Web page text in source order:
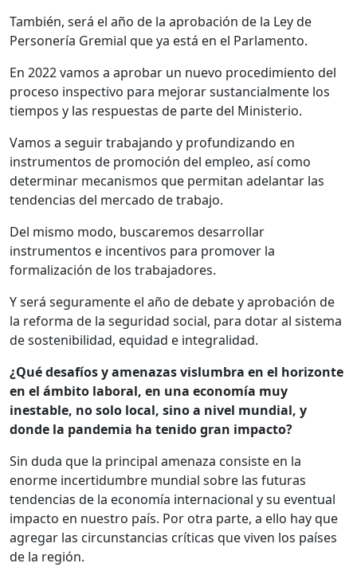
También, será el año de la aprobación de la Ley de
Personería Gremial que ya está en el Parlamento.
En 2022 vamos a aprobar un nuevo procedimiento del
proceso inspectivo para mejorar sustancialmente los
tiempos y las respuestas de parte del Ministerio.
Vamos a seguir trabajando y profundizando en
instrumentos de promoción del empleo, así como
determinar mecanismos que permitan adelantar las
tendencias del mercado de trabajo.
Del mismo modo, buscaremos desarrollar
instrumentos e incentivos para promover la
formalización de los trabajadores.
Y será seguramente el año de debate y aprobación de
la reforma de la seguridad social, para dotar al sistema
de sostenibilidad, equidad e integralidad.
¿Qué desafíos y amenazas vislumbra en el horizonte
en el ámbito laboral, en una economía muy
inestable, no solo local, sino a nivel mundial, y
donde la pandemia ha tenido gran impacto?
Sin duda que la principal amenaza consiste en la
enorme incertidumbre mundial sobre las futuras
tendencias de la economía internacional y su eventual
impacto en nuestro país. Por otra parte, a ello hay que
agregar las circunstancias críticas que viven los países
de la región.